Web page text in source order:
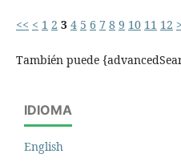
<< < 1 2 3 4 5 6 7 8 9 10 11 12 >
También puede
IDIOMA
English